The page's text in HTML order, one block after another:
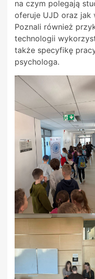
na czym polegają
oferuje UJD oraz jak
Poznali również
technologii
także specyfikę
psychologa.